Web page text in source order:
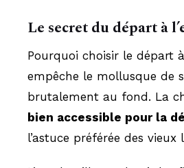
Le secret du départ à
Pourquoi choisir le départ
empêche le mollusque de
brutalement au fond. La
bien accessible pour la
l’astuce préférée des vieux